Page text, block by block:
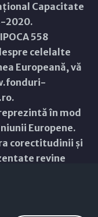
Capacitate
2020.
558
celelalte
Europeană, vă
.
în mod
Europene.
corectitudinii și
revine